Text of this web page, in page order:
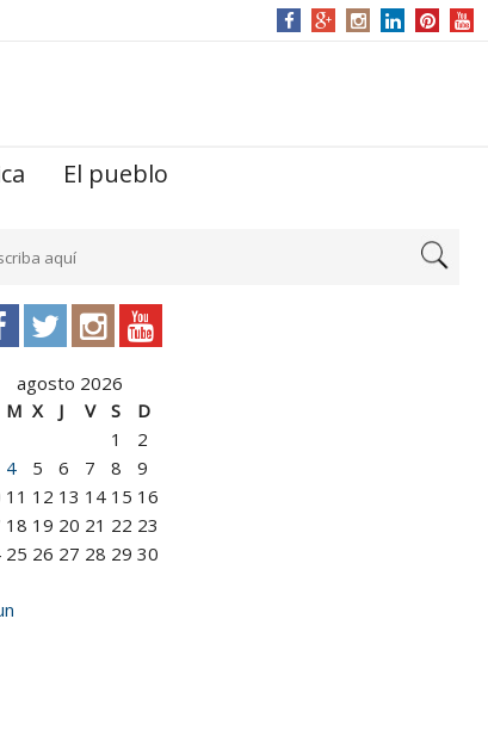
El pueblo
agosto 2026
M X J V S
D
1
2
4 5 6 7 8
9
11 12 13 14 15 16
18 19 20 21 22 23
25 26 27 28 29 30